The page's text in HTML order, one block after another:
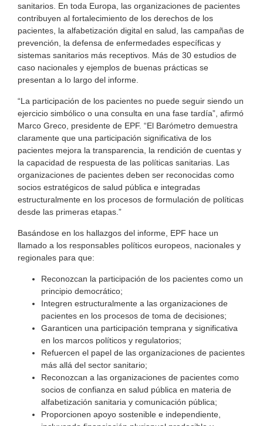
sanitarios. En toda Europa, las organizaciones de pacientes
contribuyen al fortalecimiento de los derechos de los
pacientes, la alfabetización digital en salud, las campañas de
prevención, la defensa de enfermedades específicas y
sistemas sanitarios más receptivos. Más de 30 estudios de
caso nacionales y ejemplos de buenas prácticas se
presentan a lo largo del informe.
“La participación de los pacientes no puede seguir siendo un
ejercicio simbólico o una consulta en una fase tardía”, afirmó
Marco Greco, presidente de EPF. “El Barómetro demuestra
claramente que una participación significativa de los
pacientes mejora la transparencia, la rendición de cuentas y
la capacidad de respuesta de las políticas sanitarias. Las
organizaciones de pacientes deben ser reconocidas como
socios estratégicos de salud pública e integradas
estructuralmente en los procesos de formulación de políticas
desde las primeras etapas.”
Basándose en los hallazgos del informe, EPF hace un
llamado a los responsables políticos europeos, nacionales y
regionales para que:
Reconozcan la participación de los pacientes como un
principio democrático;
Integren estructuralmente a las organizaciones de
pacientes en los procesos de toma de decisiones;
Garanticen una participación temprana y significativa
en los marcos políticos y regulatorios;
Refuercen el papel de las organizaciones de pacientes
más allá del sector sanitario;
Reconozcan a las organizaciones de pacientes como
socios de confianza en salud pública en materia de
alfabetización sanitaria y comunicación pública;
Proporcionen apoyo sostenible e independiente,